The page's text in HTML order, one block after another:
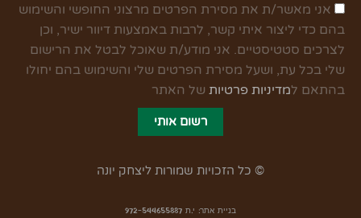
אני מאשר/ת את מסירת הפרטים מרצוני החופשי והשימוש
בהם כדי ליצור איתי קשר, לרבות באמצעות דיוור ישיר, וכן
לצרכים סטטיסטיים. אני מודע/ת שאוכל לבטל את הרישום
שלי בכל עת, ושעל מסירת הפרטים שלי והשימוש בהם יחולו
בהתאם למדיניות פרטיות של האתר
רשום אותי
© כל הזכויות שמורות ליצחק יונה
בניית אתר: י.ת 972-544655887